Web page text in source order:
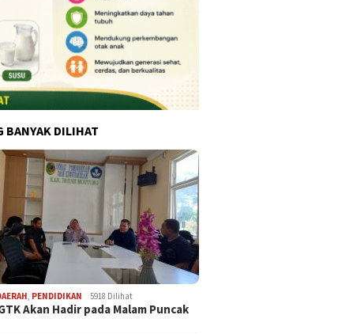
BANYAK DILIHAT
PENDIDIKAN 5918 Dilihat
Akan Hadir pada Malam Puncak